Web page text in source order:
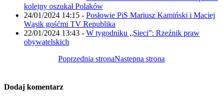
kolejny oszukał Polaków
24/01/2024 14:15 - Posłowie PiS Mariusz Kamiński i Maciej
Wąsik gośćmi TV Republika
22/01/2024 13:43 - W tygodniku „Sieci”: Rzeźnik praw
obywatelskich
Poprzednia stronaNastępna strona
Dodaj komentarz